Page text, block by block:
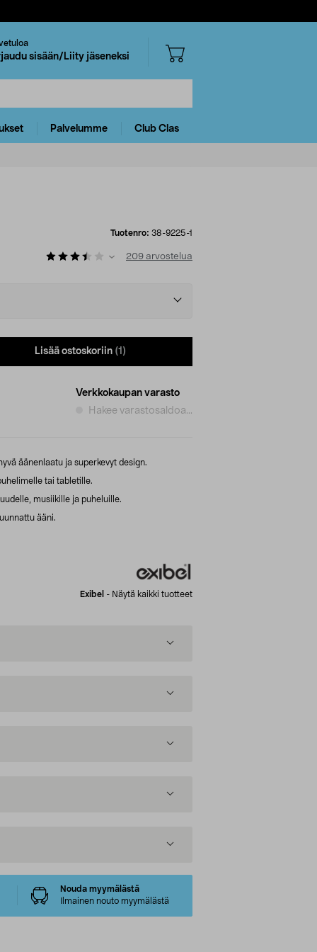
sisään/Liity jäseneksi
Palvelumme Club Clas
Tuotenro: 38-9225-1
209 arvostelua
Lisää ostoskoriin (1)
Verkkokaupan varasto
Hakee varastosaldoa...
äänenlaatu ja superkevyt design.
tai tabletille.
musiikille ja puheluille.
ääni.
Exibel - Näytä kaikki tuotteet
Nouda myymälästä
Ilmainen nouto myymälästä